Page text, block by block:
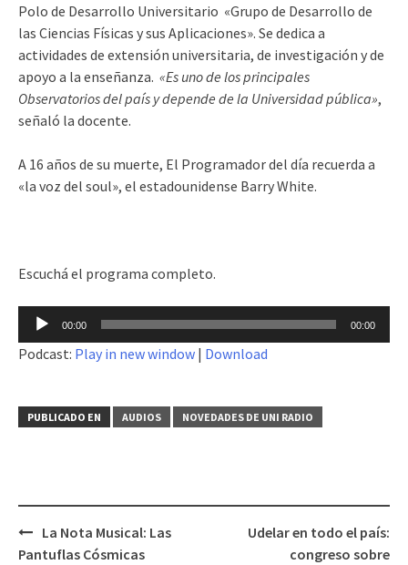
Polo de Desarrollo Universitario «Grupo de Desarrollo de
las Ciencias Físicas y sus Aplicaciones». Se dedica a
actividades de extensión universitaria, de investigación y de
apoyo a la enseñanza. «Es uno de los principales
Observatorios del país y depende de la Universidad pública»,
señaló la docente.
A 16 años de su muerte, El Programador del día recuerda a
«la voz del soul», el estadounidense Barry White.
Escuchá el programa completo.
Reproductor
de
audio
00:00 00:00
Podcast: Play in new window | Download
PUBLICADO EN AUDIOS NOVEDADES DE UNI RADIO
Navegación
La Nota Musical: Las
Pantuflas Cósmicas
Udelar en todo el país:
congreso sobre